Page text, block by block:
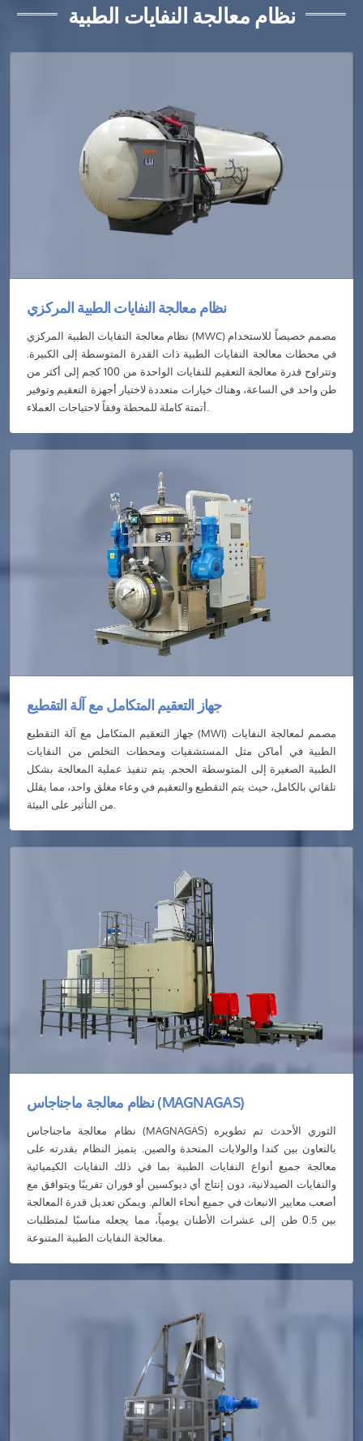
نظام معالجة النفايات الطبية
نظام معالجة النفايات الطبية المركزي
نظام معالجة النفايات الطبية المركزي (MWC) مصمم خصيصاً للاستخدام
في محطات معالجة النفايات الطبية ذات القدرة المتوسطة إلى الكبيرة.
وتتراوح قدرة معالجة التعقيم للنفايات الواحدة من 100 كجم إلى أكثر من
طن واحد في الساعة، وهناك خيارات متعددة لاختيار أجهزة التعقيم وتوفير
جهاز التعقيم المتكامل مع آلة التقطيع
جهاز التعقيم المتكامل مع آلة التقطيع (MWI) مصمم لمعالجة النفايات
الطبية في أماكن مثل المستشفيات ومحطات التخلص من النفايات
الطبية الصغيرة إلى المتوسطة الحجم. يتم تنفيذ عملية المعالجة بشكل
تلقائي بالكامل، حيث يتم التقطيع والتعقيم في وعاء مغلق واحد، مما يقلل
نظام معالجة ماجناجاس (MAGNAGAS)
نظام معالجة ماجناجاس (MAGNAGAS) الثوري الأحدث تم تطويره
بالتعاون بين كندا والولايات المتحدة والصين. يتميز النظام بقدرته على
معالجة جميع أنواع النفايات الطبية بما في ذلك النفايات الكيميائية
والنفايات الصيدلانية، دون إنتاج أي ديوكسين أو فوران تقريبًا ويتوافق مع
أصعب معايير الانبعاث في جميع أنحاء العالم. ويمكن تعديل قدرة المعالجة
بين 0.5 طن إلى عشرات الأطنان يومياً، مما يجعله مناسبًا لمتطلبات